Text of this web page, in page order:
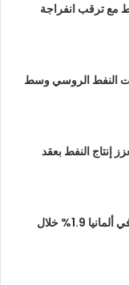
مع ترقب انفراجة
النفط الروسي وسط
إنتاج النفط بعقد
انخفاض استهلاك الطاقة في ألمانيا 1.9% خلال